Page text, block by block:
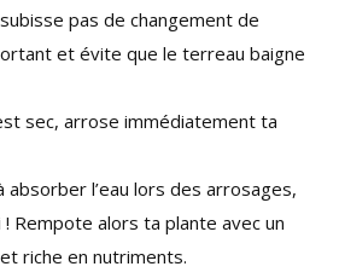
pas de changement de
et évite que le terreau baigne
sec, arrose immédiatement ta
absorber l’eau lors des arrosages,
! Rempote alors ta plante avec un
riche en nutriments.